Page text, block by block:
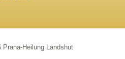
Heilung Landshut